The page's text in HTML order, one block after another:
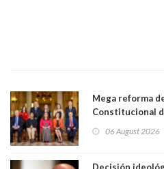
Mega reforma
Constitucional
06 August 2026